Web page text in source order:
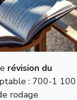
révision du
: 700-1 100
rodage